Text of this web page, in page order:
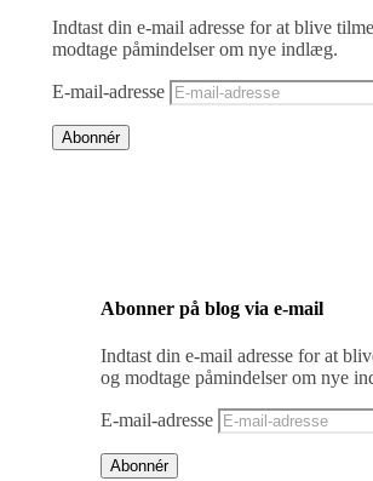
Indtast din e-mail adresse for at blive
modtage påmindelser om nye indlæg.
E-mail-adresse
Abonnér
Abonner på blog via e-mail
Indtast din e-mail adresse for at
og modtage påmindelser om nye
E-mail-adresse
Abonnér